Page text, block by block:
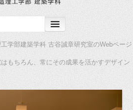
学部建築学科 古谷誠章研究室のWebページ
もちろん、常にその成果を活かすデザイン